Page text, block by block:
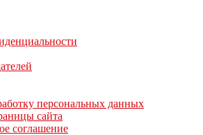
персональных данных
сайта
соглашение